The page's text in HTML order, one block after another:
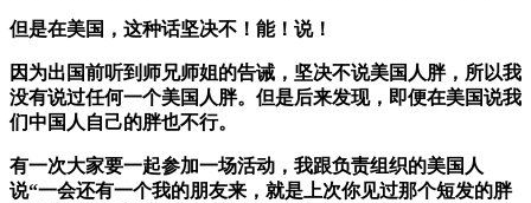
但是在美国，这种话坚决不！能！说！
因为出国前听到师兄师姐的告诫，坚决不说美国人胖，所以我
没有说过任何一个美国人胖。但是后来发现，即便在美国说我
们中国人自己的胖也不行。
有一次大家要一起参加一场活动，我跟负责组织的美国人
说“一会还有一个我的朋友来，就是上次你见过那个短发的胖